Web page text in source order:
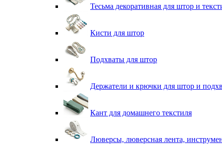
Тесьма декоративная для штор и
Кисти для штор
Подхваты для штор
Держатели и крючки для штор и
Кант для домашнего текстиля
Люверсы, люверсная лента,